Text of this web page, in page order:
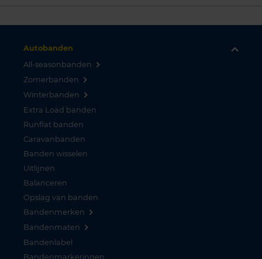
Autobanden
All-seasonbanden
Zomerbanden
Winterbanden
Extra Load banden
Runflat banden
Caravanbanden
Banden wisselen
Uitlijnen
Balanceren
Opslag van banden
Bandenmerken
Bandenmaten
Bandenlabel
Bandenmarkeringen